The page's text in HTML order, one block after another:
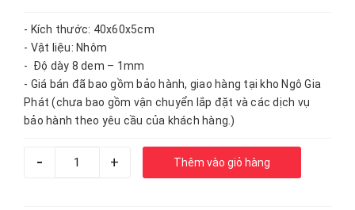
- Kích thước: 40x60x5cm
- Vật liệu: Nhôm
- Độ dày 8 dem – 1mm
- Giá bán đã bao gồm bảo hành, giao hàng tại kho Ngô Gia
Phát (chưa bao gồm vận chuyển lắp đặt và các dịch vụ
bảo hành theo yêu cầu của khách hàng.)
- + Thêm vào giỏ hàng